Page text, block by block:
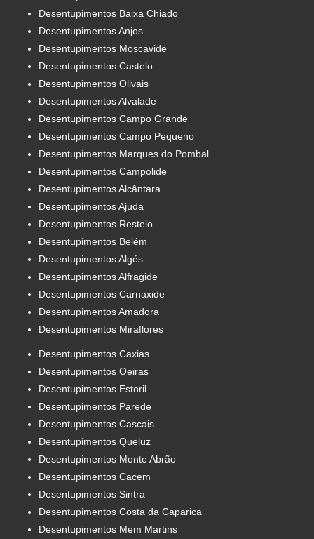
Desentupimentos Baixa Chiado
Desentupimentos Anjos
Desentupimentos Moscavide
Desentupimentos Castelo
Desentupimentos Olivais
Desentupimentos Alvalade
Desentupimentos Campo Grande
Desentupimentos Campo Pequeno
Desentupimentos Marques do Pombal
Desentupimentos Campolide
Desentupimentos Alcântara
Desentupimentos Ajuda
Desentupimentos Restelo
Desentupimentos Belém
Desentupimentos Algés
Desentupimentos Alfragide
Desentupimentos Carnaxide
Desentupimentos Amadora
Desentupimentos Miraflores
Desentupimentos Caxias
Desentupimentos Oeiras
Desentupimentos Estoril
Desentupimentos Parede
Desentupimentos Cascais
Desentupimentos Queluz
Desentupimentos Monte Abrão
Desentupimentos Cacem
Desentupimentos Sintra
Desentupimentos Costa da Caparica
Desentupimentos Mem Martins